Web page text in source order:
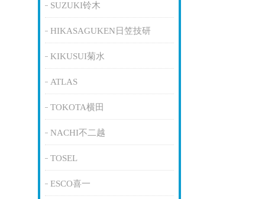
SUZUKI铃木
HIKASAGUKEN日笠技研
KIKUSUI菊水
ATLAS
TOKOTA横田
NACHI不二越
TOSEL
ESCO喜一